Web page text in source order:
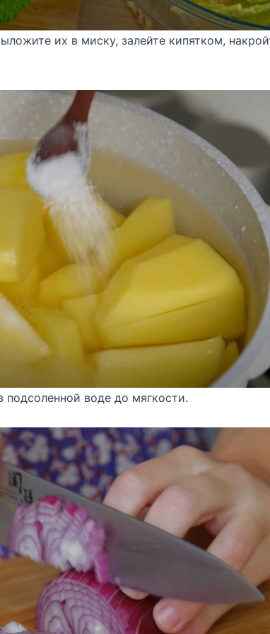
их в миску, залейте кипятком,
подсоленной воде до мягкости.